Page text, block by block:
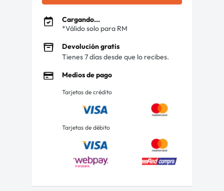
Cargando...
*Válido solo para RM
Devolución gratis
Tienes 7 días desde que lo recibes.
Medios de pago
Tarjetas de crédito
Tarjetas de débito